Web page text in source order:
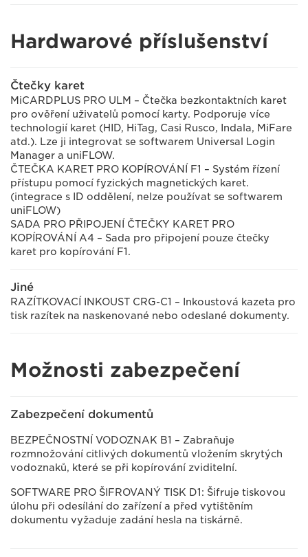
Hardwarové příslušenství
Čtečky karet
MiCARDPLUS PRO ULM – Čtečka bezkontaktních karet
pro ověření uživatelů pomocí karty. Podporuje více
technologií karet (HID, HiTag, Casi Rusco, Indala, MiFare
atd.). Lze ji integrovat se softwarem Universal Login
Manager a uniFLOW.
ČTEČKA KARET PRO KOPÍROVÁNÍ F1 – Systém řízení
přístupu pomocí fyzických magnetických karet.
(integrace s ID oddělení, nelze používat se softwarem
uniFLOW)
SADA PRO PŘIPOJENÍ ČTEČKY KARET PRO
KOPÍROVÁNÍ A4 – Sada pro připojení pouze čtečky
karet pro kopírování F1.
Jiné
RAZÍTKOVACÍ INKOUST CRG-C1 – Inkoustová kazeta pro
tisk razítek na naskenované nebo odeslané dokumenty.
Možnosti zabezpečení
Zabezpečení dokumentů
BEZPEČNOSTNÍ VODOZNAK B1 – Zabraňuje
rozmnožování citlivých dokumentů vložením skrytých
vodoznaků, které se při kopírování zviditelní.
SOFTWARE PRO ŠIFROVANÝ TISK D1: Šifruje tiskovou
úlohu při odesílání do zařízení a před vytištěním
dokumentu vyžaduje zadání hesla na tiskárně.